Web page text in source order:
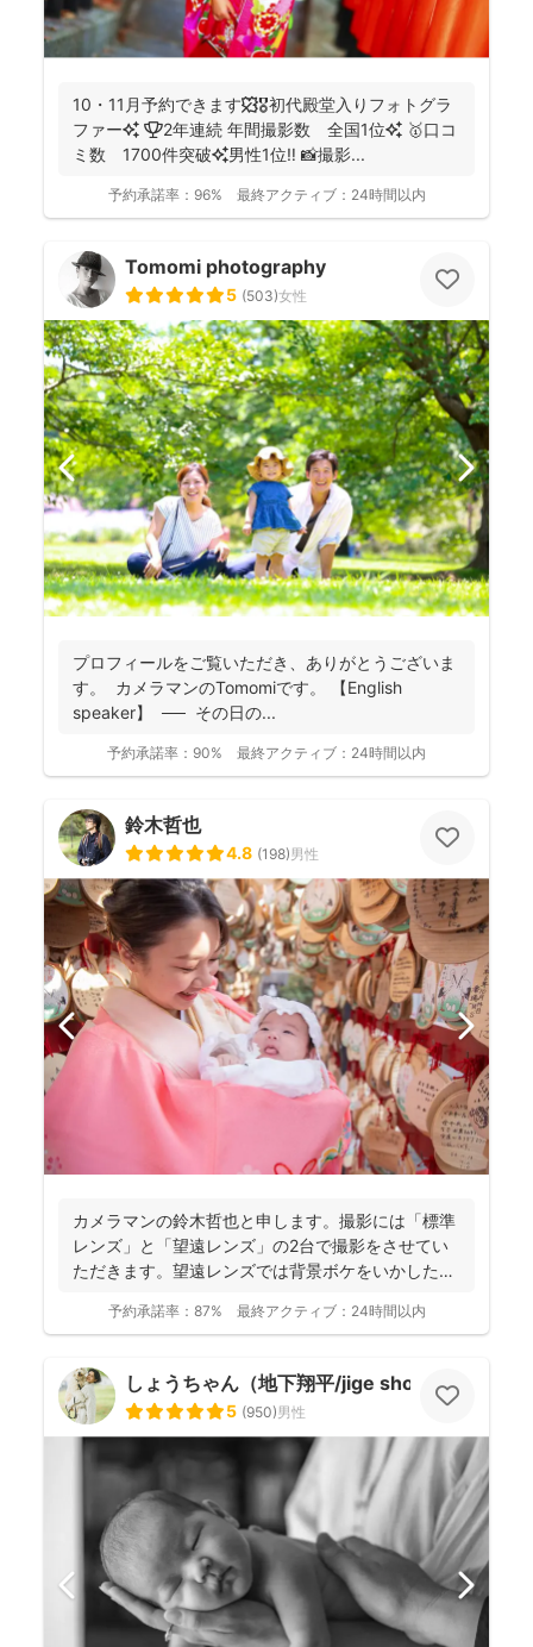
10・11月予約できます🍁🎖初代殿堂入りフォトグラ
ファー✨ 🏆2年連続 年間撮影数 全国1位✨ 🥇口コ
ミ数 1700件突破✨男性1位‼️ 📸撮影...
予約承諾率： 96% 最終アクティブ： 24時間以内
Tomomi photography
5 (503)女性
プロフィールをご覧いただき、ありがとうございま
す。 カメラマンのTomomiです。 【English
speaker】 ── その日の...
予約承諾率： 90% 最終アクティブ： 24時間以内
鈴木哲也
4.8 (198)男性
カメラマンの鈴木哲也と申します。撮影には「標準
レンズ」と「望遠レンズ」の2台で撮影をさせてい
ただきます。望遠レンズでは背景ボケをいかしたお
予約承諾率： 87% 最終アクティブ： 24時間以内
しょうちゃん（地下翔平/jige shohe）
5 (950)男性